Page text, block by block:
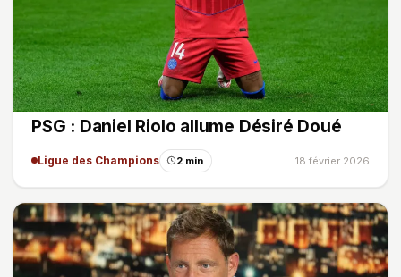
PSG : Daniel Riolo allume Désiré Doué
Ligue des Champions 2 min 18 février 2026